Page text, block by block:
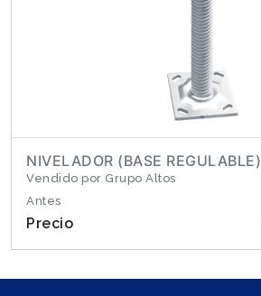
NIVELADOR (BASE REGULABLE)
Vendido por Grupo Altos
Antes
Precio